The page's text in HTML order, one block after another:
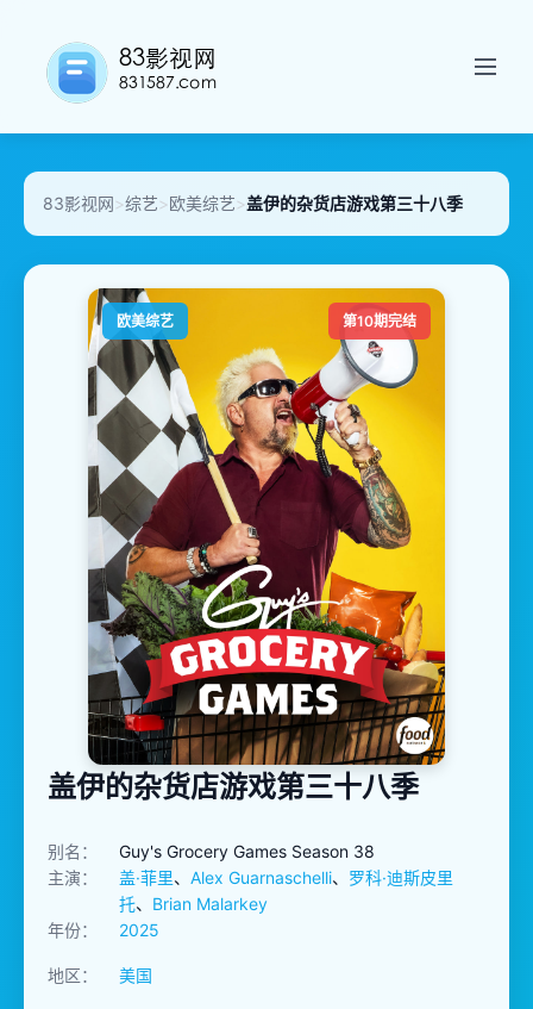
83影视网>综艺>欧美综艺>盖伊的杂货店游戏第三十八季
欧美综艺 第10期完结
盖伊的杂货店游戏第三十八季
别名：
Guy's Grocery Games Season 38
主演：
盖·菲里、 Alex Guarnaschelli、 罗科·迪斯皮里
托、 Brian Malarkey
年份：
2025
地区： 美国